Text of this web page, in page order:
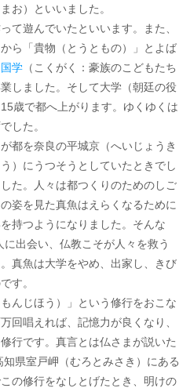
お）といいました。
て遊んでいたといいます。また、
ら「貴物（とうともの）」とよば
国学 （こくがく：豪族のこどもたち
しました。そして大学（朝廷の役
歳で都へ上がります。ゆくゆくは
した。
都を奈良の平城京（へいじょうき
）にうつそうとしていたときでし
た。人々は都つくりのためのしご
姿を見た真魚はえらくなるために
持つようになりました。そんな
に出会い、仏教こそが人々を救う
真魚は大学をやめ、出家し、きび
す。
んじほう）」という修行をおこな
回唱えれば、記憶力が良くなり、
行です。真言とは仏さまが説いた
県室戸岬（むろとみさき）にある
の修行をなしとげたとき、明けの